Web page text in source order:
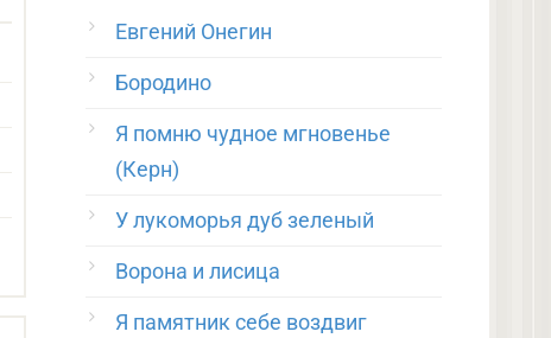
Евгений Онегин
Бородино
Я помню чудное мгновенье
(Керн)
У лукоморья дуб зеленый
Ворона и лисица
Я памятник себе воздвиг